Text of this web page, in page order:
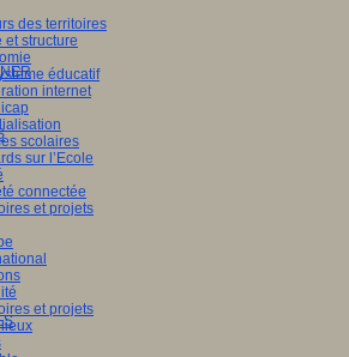
des territoires
et structure
éducatif
internet
scolaires
sur l’Ecole
connectée
et projets
et projets